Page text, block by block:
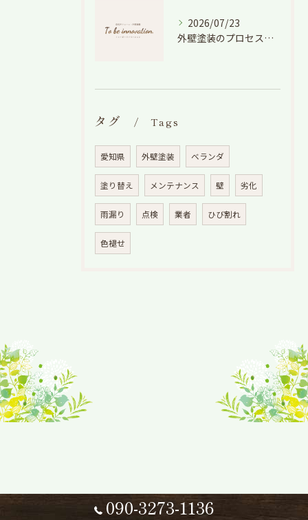
2026/07/23
外壁塗装のプロセスを愛知県でスムーズに進めるための工程と費用徹底解説
タグ Tags
愛知県 外壁塗装 ベランダ
塗り替え メンテナンス 壁 劣化
雨漏り 点検 業者 ひび割れ
色褪せ
090-3273-1136